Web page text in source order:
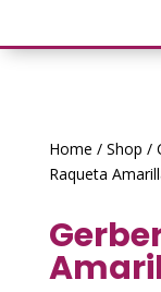
Home / Shop /
Raqueta